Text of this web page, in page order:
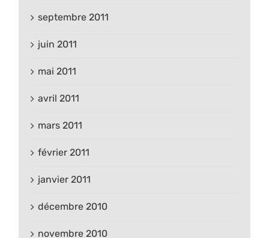
septembre 2011
juin 2011
mai 2011
avril 2011
mars 2011
février 2011
janvier 2011
décembre 2010
novembre 2010